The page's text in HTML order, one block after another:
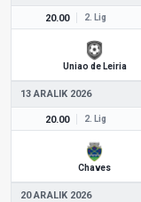
20.00 2. Lig
Uniao de Leiria
13 ARALIK 2026
20.00 2. Lig
Chaves
20 ARALIK 2026